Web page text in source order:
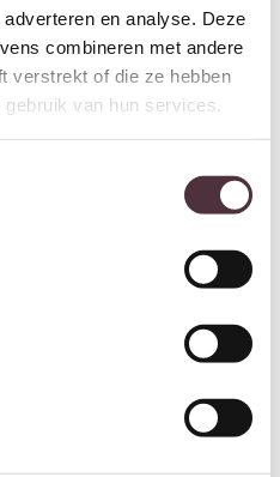
en analyse. Deze
combineren met andere
verstrekt of die ze hebben
van hun services.
Bryon smoke
€ 1.837,00